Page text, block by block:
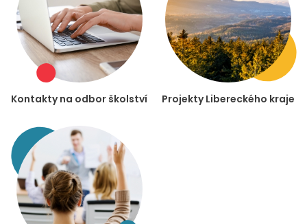
Kontakty na odbor školství Projekty Libereckého kraje